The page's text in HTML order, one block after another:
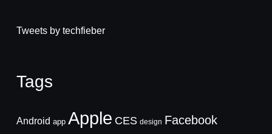
Tweets by techfieber
Tags
Android app Apple CES design Facebook